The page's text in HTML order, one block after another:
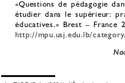
«Questions de pédagogie
étudier dans le supérieur:
éducatives.» Brest – France
http://mpu.usj.edu.lb/